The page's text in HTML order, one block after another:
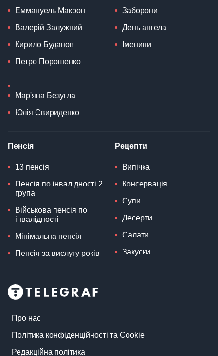
Еммануель Макрон
Валерій Залужний
Кирило Буданов
Петро Порошенко
Мар'яна Безугла
Юлія Свириденко
Заборони
День ангела
Іменини
Пенсія
13 пенсія
Пенсія по інвалідності 2
група
Військова пенсія по
інвалідності
Мінімальна пенсія
Пенсія за вислугу років
Рецепти
Випічка
Консервація
Супи
Десерти
Салати
Закуски
Про нас
Політика конфіденційності та Cookie
Редакційна політика